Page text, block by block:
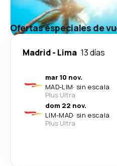
Ofertas especiales de
Madrid- Lima 13 días
mar 10 nov.
MAD-LIM· sin escala
Plus Ultra
dom 22 nov.
LIM-MAD· sin escala
Plus Ultra